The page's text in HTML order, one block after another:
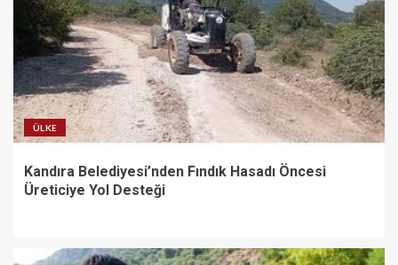
ÜLKE
Kandıra Belediyesi’nden Fındık Hasadı Öncesi
Üreticiye Yol Desteği